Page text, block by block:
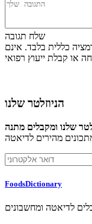
שלח תגובה
כללית בלבד. אינם
הניוזלטר שלנו
שלנו ומקבלים מתנה
FoodsDictionary
לדיאטה ומחשבונים